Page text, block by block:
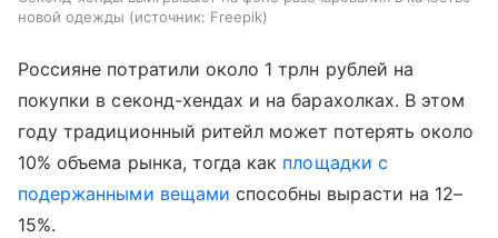
новой одежды
источник: Freepik
Россияне потратили около 1 трлн рублей на
покупки в секонд-хендах и на барахолках. В этом
году традиционный ритейл может потерять около
10% объема рынка, тогда как площадки с
подержанными вещами способны вырасти на 12–
15%.